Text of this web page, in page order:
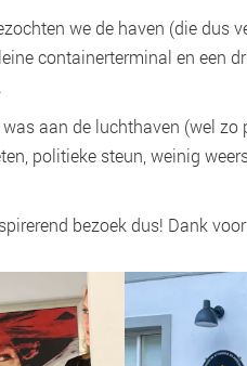
we de haven (die dus
containerterminal en een
aan de luchthaven (wel
politieke steun, weinig
bezoek dus! Dank